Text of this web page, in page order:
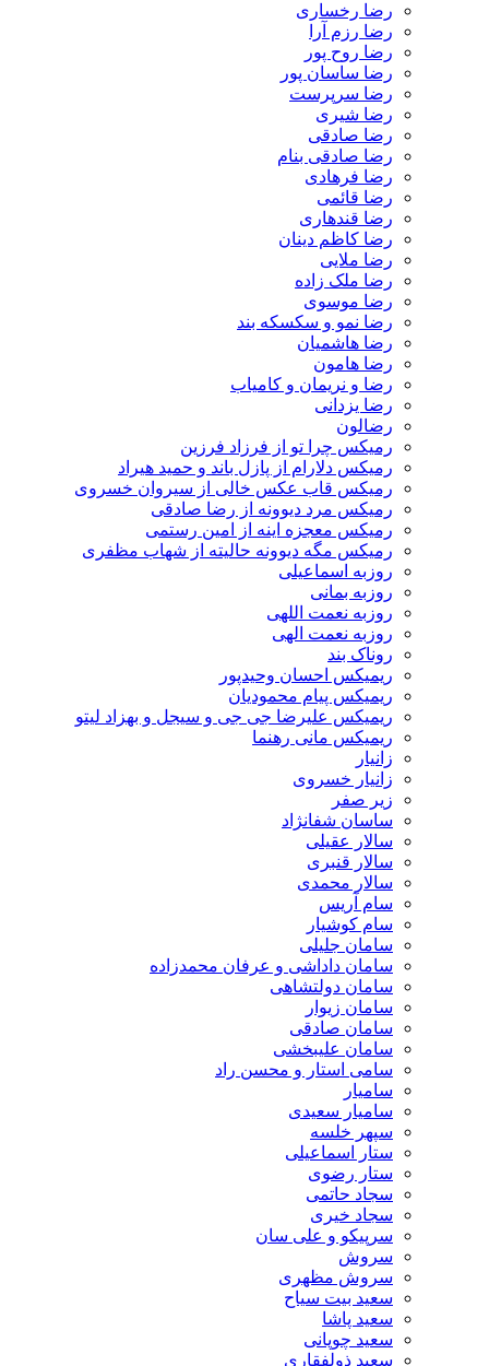
رضا رخساری
رضا رزم آرا
رضا روح پور
رضا ساسان پور
رضا سرپرست
رضا شیری
رضا صادقی
رضا صادقی بنام
رضا فرهادی
رضا قائمی
رضا قندهاری
رضا کاظم دینان
رضا ملایی
رضا ملک زاده
رضا موسوی
رضا نمو و سکسکه بند
رضا هاشمیان
رضا هامون
رضا و نریمان و کامیاب
رضا یزدانی
رضالون
رمیکس چرا تو از فرزاد فرزین
رمیکس دلارام از پازل باند و حمید هیراد
رمیکس قاب عکس خالی از سیروان خسروی
رمیکس مرد دیوونه از رضا صادقی
رمیکس معجزه اینه از امین رستمی
رمیکس مگه دیوونه حالیته از شهاب مظفری
روزبه اسماعیلی
روزبه بمانی
روزبه نعمت اللهی
روزبه نعمت الهی
روناک بند
ریمیکس احسان وحیدپور
ریمیکس پیام محمودیان
ریمیکس علیرضا جی جی و سیجل و بهزاد لیتو
ریمیکس مانی رهنما
زانیار
زانیار خسروی
زیر صفر
ساسان شفانژاد
سالار عقیلی
سالار قنبری
سالار محمدی
سام آریس
سام کوشیار
سامان جلیلی
سامان داداشی و عرفان محمدزاده
سامان دولتشاهی
سامان زیوار
سامان صادقی
سامان علیبخشی
سامی استار و محسن راد
سامیار
سامیار سعیدی
سپهر خلسه
ستار اسماعیلی
ستار رضوی
سجاد حاتمی
سجاد خیری
سرپیکو و علی سان
سروش
سروش مظهری
سعید بیت سیاح
سعید پاشا
سعید چوپانی
سعید ذولفقاری